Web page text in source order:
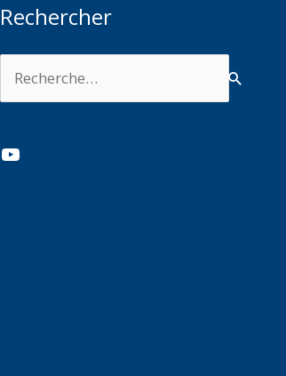
Rechercher
YouTube